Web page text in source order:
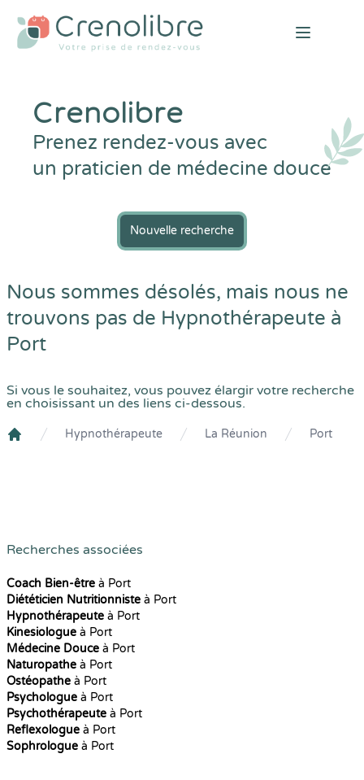
Open
Crenolibre
Prenez rendez-vous avec
un praticien de médecine douce
Nouvelle recherche
Nous sommes désolés, mais nous ne
trouvons pas de Hypnothérapeute à
Port
Si vous le souhaitez, vous pouvez élargir votre recherche
en choisissant un des liens ci-dessous.
Hypnothérapeute La Réunion Port
Recherches associées
Coach Bien-être à Port
Diététicien Nutritionniste à Port
Hypnothérapeute à Port
Kinesiologue à Port
Médecine Douce à Port
Naturopathe à Port
Ostéopathe à Port
Psychologue à Port
Psychothérapeute à Port
Reflexologue à Port
Sophrologue à Port